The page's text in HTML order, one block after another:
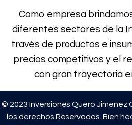
Como empresa
diferentes sectores de la
través de productos e
precios competitivos y el
con gran trayectoria
© 2023 Inversiones Quero Jimenez
los derechos Reservados. Bien